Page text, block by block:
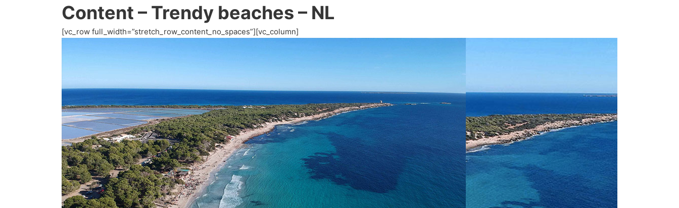
Content – Trendy beaches – NL
[vc_row full_width=”stretch_row_content_no_spaces”][vc_column]